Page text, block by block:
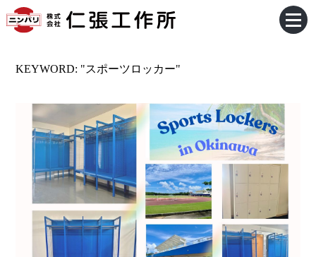
KEYWORD: "スポーツロッカー"